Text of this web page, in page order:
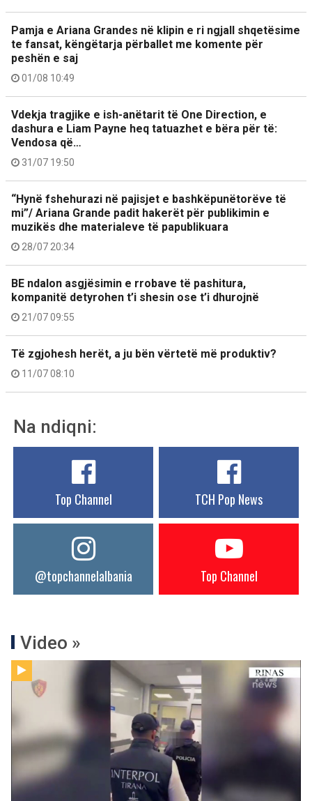
Pamja e Ariana Grandes në klipin e ri ngjall shqetësime
te fansat, këngëtarja përballet me komente për
peshën e saj
01/08 10:49
Vdekja tragjike e ish-anëtarit të One Direction, e
dashura e Liam Payne heq tatuazhet e bëra për të:
Vendosa që…
31/07 19:50
“Hynë fshehurazi në pajisjet e bashkëpunëtorëve të
mi”/ Ariana Grande padit hakerët për publikimin e
muzikës dhe materialeve të papublikuara
28/07 20:34
BE ndalon asgjësimin e rrobave të pashitura,
kompanitë detyrohen t’i shesin ose t’i dhurojnë
21/07 09:55
Të zgjohesh herët, a ju bën vërtetë më produktiv?
11/07 08:10
Na ndiqni:
Top Channel TCH Pop News
@topchannelalbania Top Channel
Video »